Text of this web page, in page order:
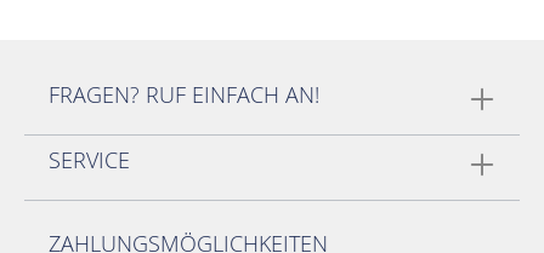
FRAGEN? RUF EINFACH AN!
SERVICE
ZAHLUNGSMÖGLICHKEITEN